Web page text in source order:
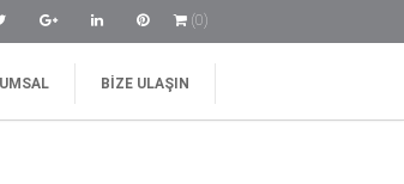
(0)
BIZE ULAŞIN